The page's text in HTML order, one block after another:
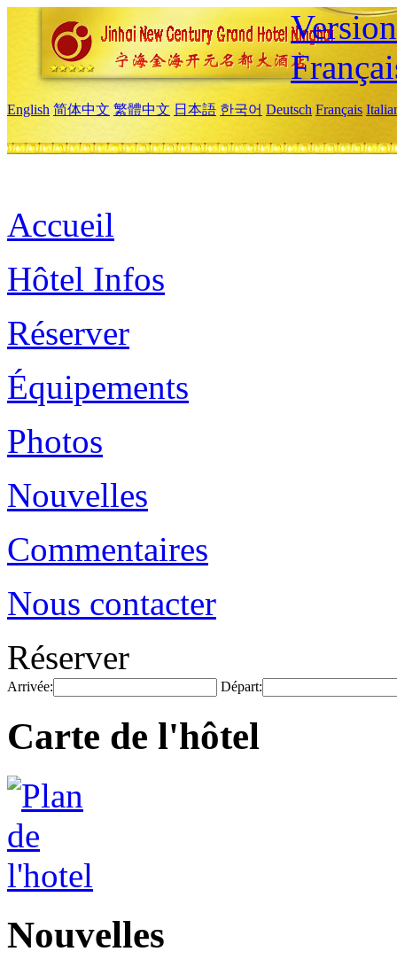
English 简体中文 繁體中文 日本語 한국어 Deutsch Français
Accueil
Hôtel Infos
Réserver
Équipements
Photos
Nouvelles
Commentaires
Nous contacter
Réserver
Arrivée: Départ:
Carte de l'hôtel
Nouvelles